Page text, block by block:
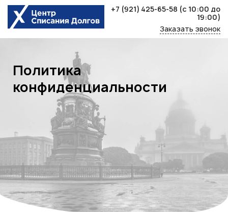
Skip
content
+7 (921) 425-65-58 (с 10:00 до
19:00)
Заказать звонок
Политика
конфиденциальности